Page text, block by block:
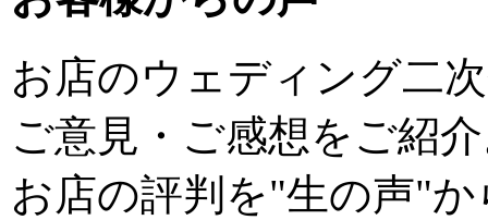
お店のウェディング二
ご意見・ご感想をご紹
お店の評判を"生の声"